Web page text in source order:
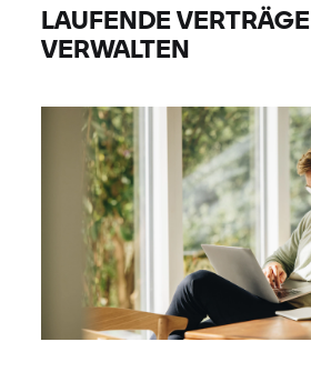
LAUFENDE VERTRÄGE
VERWALTEN